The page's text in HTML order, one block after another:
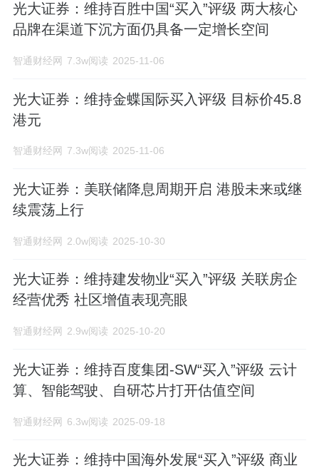
光大证券：维持百胜中国“买入”评级 两大核心
品牌在渠道下沉方面仍具备一定增长空间
智通财经网 7.3w阅读 2025-11-06
光大证券：维持金蝶国际买入评级 目标价45.8
港元
智通财经网 7.3w阅读 2025-11-06
光大证券：美联储降息周期开启 港股未来或继
续震荡上行
智通财经网 2.0w阅读 2025-10-30
光大证券：维持建发物业“买入”评级 关联房企
经营优秀 社区增值表现亮眼
智通财经网 2.9w阅读 2025-10-20
光大证券：维持百度集团-SW“买入”评级 云计
算、智能驾驶、自研芯片打开估值空间
智通财经网 6.3w阅读 2025-09-18
光大证券：维持中国海外发展“买入”评级 商业